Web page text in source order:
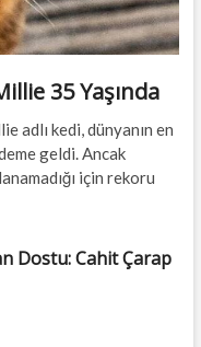
35 Yaşında
adlı kedi, dünyanın en
geldi. Ancak
için rekoru
Dostu: Cahit Çarap